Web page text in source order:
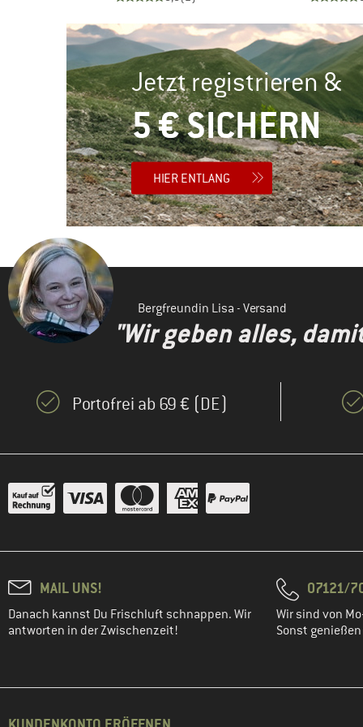
Jetzt registrieren &
5 € SICHERN
HIER ENTLANG
Bergfreundin Lisa - Versand
"Wir geben alles,
Portofrei ab 69 € (DE)
MAIL UNS!
Danach kannst Du Frischluft schnappen. Wir
antworten in der Zwischenzeit!
07121/
Wir sind von
Sonst